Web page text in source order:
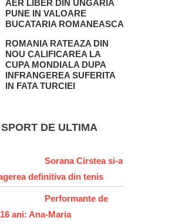
AER LIBER DIN UNGARIA
PUNE IN VALOARE
BUCATARIA ROMANEASCA
ROMANIA RATEAZA DIN
NOU CALIFICAREA LA
CUPA MONDIALA DUPA
INFRANGEREA SUFERITA
IN FATA TURCIEI
DE ULTIMA
Sorana Cirstea si-a
definitiva din tenis
Performante de
ani: Ana-Maria